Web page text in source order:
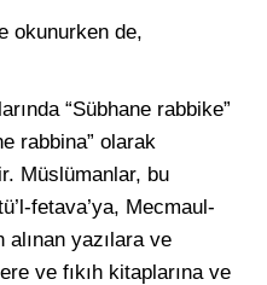
okunurken de,
“Sübhane rabbike”
rabbina” olarak
Müslümanlar, bu
fetava’ya, Mecmaul-
alınan yazılara ve
ve fıkıh kitaplarına ve